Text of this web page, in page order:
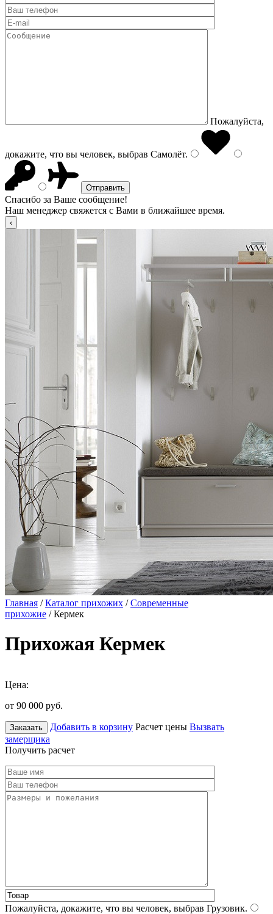
Пожалуйста,
докажите, что вы человек, выбрав Самолёт.
Спасибо за Ваше сообщение!
Наш менеджер свяжется с Вами в ближайшее время.
Главная /Каталог прихожих /Современные
прихожие / Кермек
Прихожая Кермек
Цена:
от 90 000 руб.
Заказать Добавить в корзину Расчет цены Вызвать
замерщика
Получить расчет
Пожалуйста, докажите, что вы человек, выбрав Грузовик.